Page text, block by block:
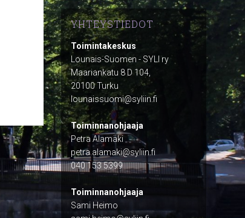
YHTEYSTIEDOT
Toimintakeskus
Lounais-Suomen - SYLI ry
Maariankatu 8 D 104,
20100 Turku
lounaissuomi@syliin.fi
Toiminnanohjaaja
Petra Alamäki
petra.alamaki@syliin.fi
040 153 5399
Toiminnanohjaaja
Sami Heimo